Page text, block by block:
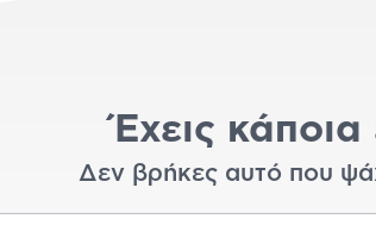
Έχεις
Δεν βρήκες αυτό που